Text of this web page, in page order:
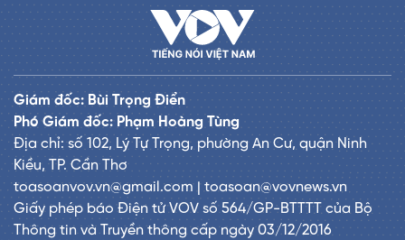
Giám đốc: Bùi Trọng Điển
Phó Giám đốc: Phạm Hoàng Tùng
Địa chỉ: số 102, Lý Tự Trọng, phường An Cư, quận Ninh
Kiều, TP. Cần Thơ
toasoanvov.vn@gmail.com | toasoan@vovnews.vn
Giấy phép báo Điện tử VOV số 564/GP-BTTTT của Bộ
Thông tin và Truyền thông cấp ngày 03/12/2016